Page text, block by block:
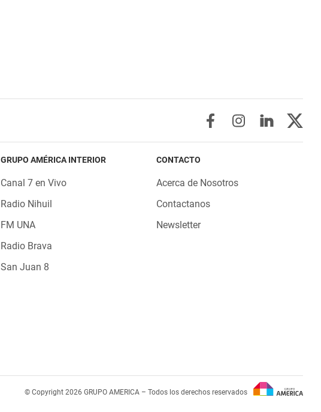
GRUPO AMÉRICA INTERIOR
Canal 7 en Vivo
Radio Nihuil
FM UNA
Radio Brava
San Juan 8
CONTACTO
Acerca de Nosotros
Contactanos
Newsletter
© Copyright 2026 GRUPO AMERICA – Todos los derechos reservados